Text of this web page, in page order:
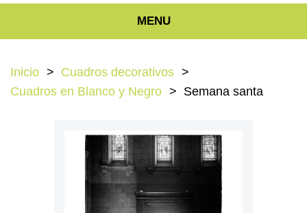
MENU
Inicio
Cuadros decorativos
Cuadros en Blanco y Negro
Semana santa